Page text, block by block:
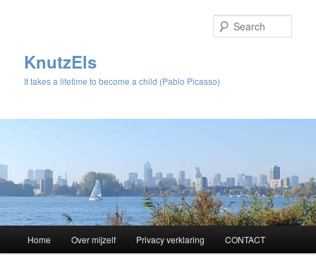
KnutzEls
It takes a lifetime to become a child (Pablo Picasso)
Skip
Home Over mijzelf Privacy verklaring CONTACT